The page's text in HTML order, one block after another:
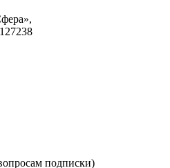
подписки)